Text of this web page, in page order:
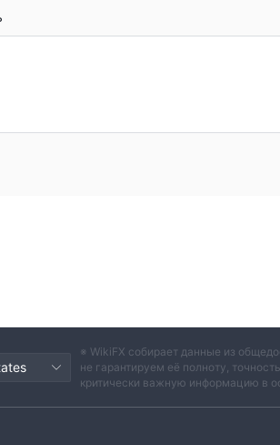
※ WikiFX собирает данные из
не гарантируем её полноту,
критически важную информацию в